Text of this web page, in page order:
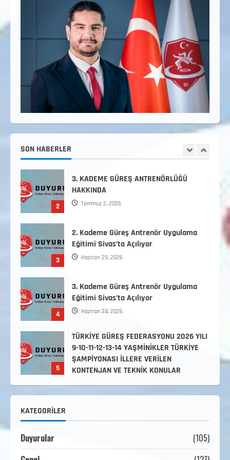
SON HABERLER
TÜRKİYE GÜREŞ FEDERASYONU 2026 YILI
9-10-11-12-13-14 YAŞMİNİKLER TÜRKİYE
ŞAMPİYONASI İLLERE VERİLEN
KONTENJAN VE TEKNİK KONULAR
HAKKINDA
Haziran 12, 2026
2. Kademe Antrenörlük Kursu Hakkında
Temmuz 6, 2026
2
3. KADEME GÜREŞ ANTRENÖRLÜĞÜ
Temmuz 2, 2026
3
2. Kademe Güreş Antrenör Uygulama
Eğitimi Sivas’ta Açılıyor
4
3. Kademe Güreş Antrenör Uygulama
Eğitimi Sivas’ta Açılıyor
5
TÜRKİYE GÜREŞ FEDERASYONU 2026 YILI
9-10-11-12-13-14 YAŞMİNİKLER TÜRKİYE
ŞAMPİYONASI İLLERE VERİLEN
HAKKINDA
Haziran 12, 2026
1
2. Kademe Antrenörlük Kursu Hakkında
Temmuz 6, 2026
2. Kademe Güreş Antrenör Uygulama
KATEGORILER
Duyurular
(105)